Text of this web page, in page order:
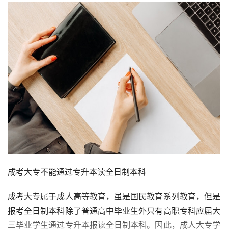
成考大专不能通过专升本读全日制本科
成考大专属于成人高等教育，虽是国民教育系列教育，但是
报考全日制本科除了普通高中毕业生外只有高职专科应届大
三毕业学生通过专升本报读全日制本科。因此，成人大专学